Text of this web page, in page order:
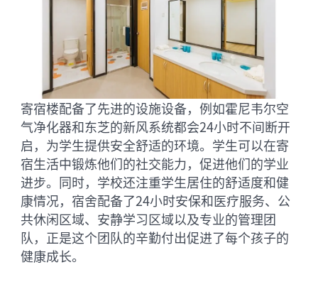
寄宿楼配备了先进的设施设备，例如霍尼韦尔空
气净化器和东芝的新风系统都会24小时不间断开
启，为学生提供安全舒适的环境。学生可以在寄
宿生活中锻炼他们的社交能力，促进他们的学业
进步。同时，学校还注重学生居住的舒适度和健
康情况，宿舍配备了24小时安保和医疗服务、公
共休闲区域、安静学习区域以及专业的管理团
队，正是这个团队的辛勤付出促进了每个孩子的
健康成长。